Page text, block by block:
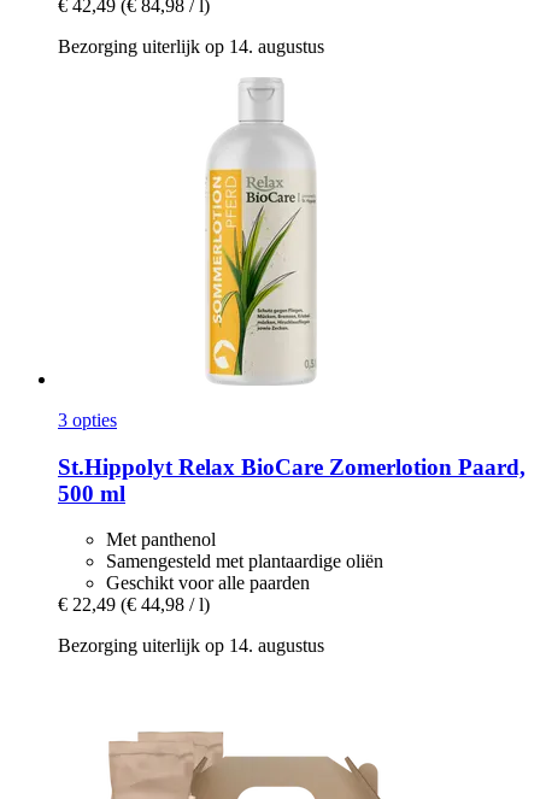
€ 42,49 (€ 84,98 / l)
Bezorging uiterlijk op 14. augustus
3 opties
St.Hippolyt Relax BioCare Zomerlotion Paard,
500 ml
Met panthenol
Samengesteld met plantaardige oliën
Geschikt voor alle paarden
€ 22,49 (€ 44,98 / l)
Bezorging uiterlijk op 14. augustus